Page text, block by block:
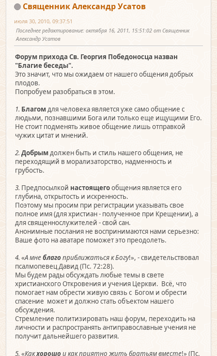
Священник Александр Усатов
июля 30, 2010, 09:37:51
Последнее редактирование: октября 16, 2011, 15:51:02 от Священник
Александр Усатов
Форум прихода Св. Георгия Победоносца назван
"Благие беседы".
Это значит, что мы ожидаем от нашего общения добрых
плодов.
Попробуем разобраться в этом.
1. Благомдля человека является уже само общение с
людьми, познавшими Бога или только еще ищущими Его.
Не стоит подменять живое общение лишь отправкой
чужих цитат и мнений.
2. Добрымдолжен быть и стиль нашего общения, не
переходящий в морализаторство, надменность и
грубость.
3. Предпосылкой настоящегообщения является его
глубина, открытость и искренность.
Поэтому мы просим при регистрации указывать свое
полное имя (для христиан - полученное при Крещении), а
для священнослужителей - свой сан.
Анонимные послания не воспринимаются нами серьезно:
Ваше фото на аватаре поможет это преодолеть.
4. «А мнеблагоприближаться к Богу!», - свидетельствовал
псалмопевец Давид (Пс. 72:28).
Мы будем рады обсуждать любые темы в свете
христианского Откровения и учения Церкви. Всё, что
помогает нам обрести живую связь с Богом и обрести
спасение может и должно стать объектом нашего
обсуждения.
Стремление политизировать наш форум, переходить на
личности и распространять антиправославные учения не
получит дальнейшего развития.
5. «Какхорошои как приятно жить братьям вместе!» (Пс.